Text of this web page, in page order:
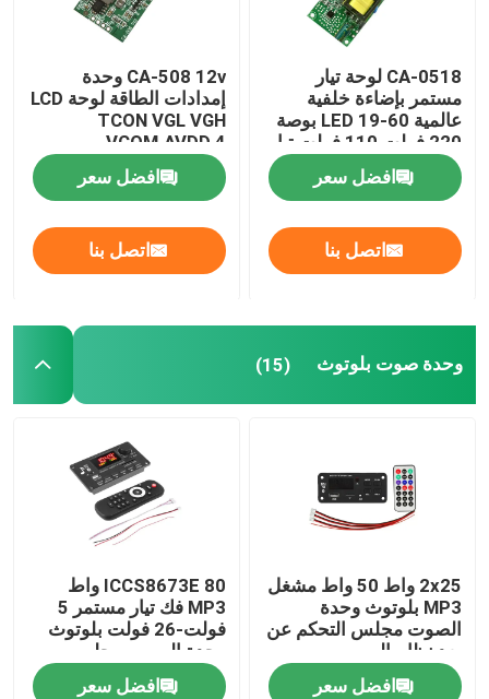
CA-0518 لوحة تيار
مستمر بإضاءة خلفية
عالمية LED 19-60 بوصة
220 فولت 110 فولت تيار
متردد
افضل سعر
اتصل بنا
CA-508 12v وحدة
إمدادات الطاقة لوحة LCD
TCON VGL VGH
VCOM.AVDD 4
افضل سعر
اتصل بنا
وحدة صوت بلوتوث (15)
2x25 واط 50 واط مشغل
MP3 بلوتوث وحدة
الصوت مجلس التحكم عن
بعد نظام الصوت
اللاسلكي
افضل سعر
ICCS8673E 80 واط
MP3 فك تيار مستمر 5
فولت-26 فولت بلوتوث
وحدة الصوت مجلس
نظام مكبر كهربائي
افضل سعر